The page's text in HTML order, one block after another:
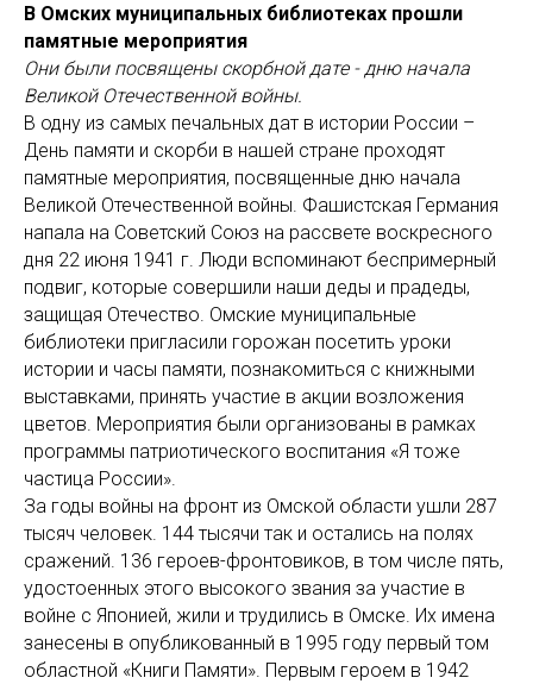
В Омских муниципальных библиотеках прошли
памятные мероприятия
Они были посвящены скорбной дате - дню начала
Великой Отечественной войны.
В одну из самых печальных дат в истории России –
День памяти и скорби в нашей стране проходят
памятные мероприятия, посвященные дню начала
Великой Отечественной войны. Фашистская Германия
напала на Советский Союз на рассвете воскресного
дня 22 июня 1941 г. Люди вспоминают беспримерный
подвиг, которые совершили наши деды и прадеды,
защищая Отечество. Омские муниципальные
библиотеки пригласили горожан посетить уроки
истории и часы памяти, познакомиться с книжными
выставками, принять участие в акции возложения
цветов. Мероприятия были организованы в рамках
программы патриотического воспитания «Я тоже
частица России».
За годы войны на фронт из Омской области ушли 287
тысяч человек. 144 тысячи так и остались на полях
сражений. 136 героев-фронтовиков, в том числе пять,
удостоенных этого высокого звания за участие в
войне с Японией, жили и трудились в Омске. Их имена
занесены в опубликованный в 1995 году первый том
областной «Книги Памяти». Первым героем в 1942